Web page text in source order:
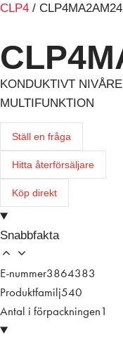
CLP4 / CLP4MA2AM24
KONDUKTIVT
MULTIFUNKTION
Ställ en fråga
Hitta återförsäljare
Köp direkt
Snabbfakta
E-nummer3864383
Produktfamilj540
Antal i förpackningen 1